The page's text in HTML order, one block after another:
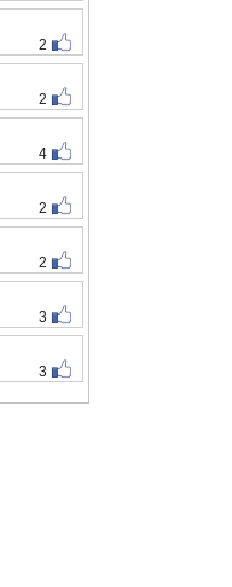
2
2
4
2
2
3
3